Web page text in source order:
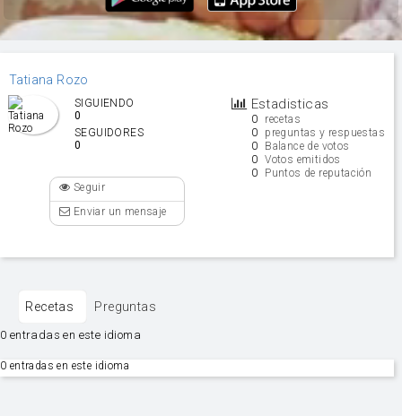
Tatiana Rozo
Estadisticas
0 recetas
0 preguntas y respuestas
0 Balance de votos
0 Votos emitidos
0 Puntos de reputación
SIGUIENDO
0
SEGUIDORES
0
Seguir
Enviar un mensaje
Recetas Preguntas
0 entradas en este idioma
0 entradas en este idioma